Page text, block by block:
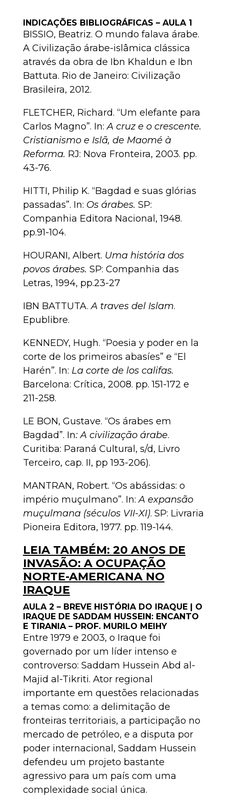
INDICAÇÕES BIBLIOGRÁFICAS – AULA 1
BISSIO, Beatriz. O mundo falava árabe.
A Civilização árabe-islâmica clássica
através da obra de Ibn Khaldun e Ibn
Battuta. Rio de Janeiro: Civilização
Brasileira, 2012.
FLETCHER, Richard. “Um elefante para
Carlos Magno”. In:A cruz e o crescente.
Cristianismo e Islã, de Maomé à
Reforma. RJ: Nova Fronteira, 2003. pp.
43-76.
HITTI, Philip K. “Bagdad e suas glórias
passadas”. In: Os árabes. SP:
Companhia Editora Nacional, 1948.
pp.91-104.
HOURANI, Albert. Uma história dos
povos árabes. SP: Companhia das
Letras, 1994, pp.23-27
IBN BATTUTA.A traves del Islam.
Epublibre.
KENNEDY, Hugh. “Poesia y poder en la
corte de los primeiros abasíes” e “El
Harén”. In: La corte de los califas.
Barcelona: Crítica, 2008. pp. 151-172 e
211-258.
LE BON, Gustave. “Os árabes em
Bagdad”. In: A civilização árabe.
Curitiba: Paraná Cultural, s/d, Livro
Terceiro, cap. II, pp 193-206).
MANTRAN, Robert. “Os abássidas: o
império muçulmano”. In:A expansão
muçulmana (séculos VII-XI). SP: Livraria
Pioneira Editora, 1977. pp. 119-144.
LEIA TAMBÉM: 20 ANOS DE
INVASÃO: A OCUPAÇÃO
NORTE-AMERICANA NO
IRAQUE
AULA 2 – BREVE HISTÓRIA DO IRAQUE | O
IRAQUE DE SADDAM HUSSEIN: ENCANTO
E TIRANIA – PROF. MURILO MEIHY
Entre 1979 e 2003, o Iraque foi
governado por um líder intenso e
controverso: Saddam Hussein Abd al-
Majid al-Tikriti. Ator regional
importante em questões relacionadas
a temas como: a delimitação de
fronteiras territoriais, a participação no
mercado de petróleo, e a disputa por
poder internacional, Saddam Hussein
defendeu um projeto bastante
agressivo para um país com uma
complexidade social única.